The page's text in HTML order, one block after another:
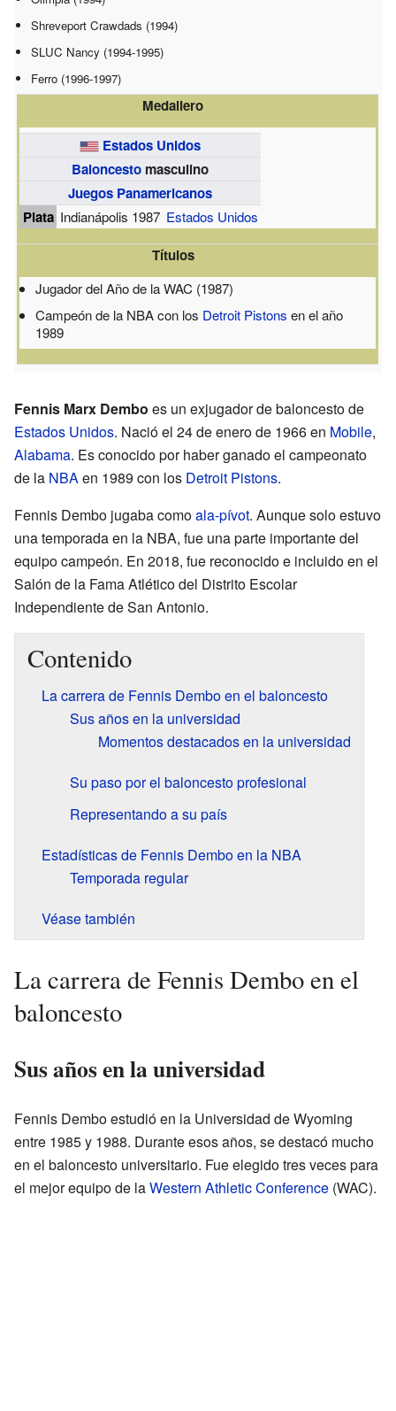
Shreveport Crawdads (1994)
SLUC Nancy (1994-1995)
Ferro (1996-1997)
Medallero
Estados Unidos
Baloncesto masculino
Juegos Panamericanos
Plata Indianápolis 1987 Estados Unidos
Títulos
Jugador del Año de la WAC (1987)
Campeón de la NBA con los Detroit Pistons en el año
1989
Fennis Marx Dembo es un exjugador de baloncesto de
Estados Unidos. Nació el 24 de enero de 1966 en Mobile,
Alabama. Es conocido por haber ganado el campeonato
de la NBAen 1989 con los Detroit Pistons.
Fennis Dembo jugaba comoala-pívot. Aunque solo estuvo
una temporada en la NBA, fue una parte importante del
equipo campeón. En 2018, fue reconocido e incluido en el
Salón de la Fama Atlético del Distrito Escolar
Independiente de San Antonio.
Contenido
La carrera de Fennis Dembo en el baloncesto
Sus años en la universidad
Momentos destacados en la universidad
Su paso por el baloncesto profesional
Representando a su país
Estadísticas de Fennis Dembo en la NBA
Temporada regular
Véase también
La carrera de Fennis Dembo en el
baloncesto
Sus años en la universidad
Fennis Dembo estudió en la Universidad de Wyoming
entre 1985 y 1988. Durante esos años, se destacó mucho
en el baloncesto universitario. Fue elegido tres veces para
el mejor equipo de laWestern Athletic Conference (WAC).